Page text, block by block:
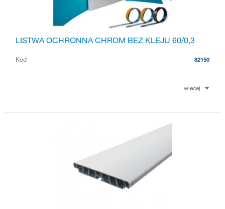
LISTWA OCHRONNA CHROM BEZ KLEJU 60/0,3
Kod 82150
więcej